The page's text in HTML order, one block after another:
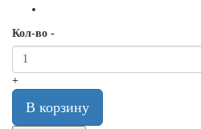
Кол-во -
+
В корзину